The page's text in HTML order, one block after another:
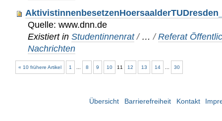
Quelle: www.dnn.de
Existiert in Studentinnenrat / …/Referat
Nachrichten
« 10 frühere Artikel 1 8 9 10 11 12 13 14 30
Übersicht Barrierefreiheit Kontakt